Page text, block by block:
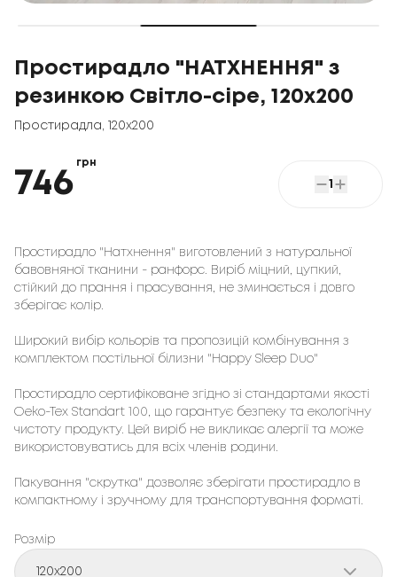
Простирадло "НАТХНЕННЯ" з
резинкою Світло-сіре, 120x200
Простирадла 120x200
746
грн
1
Простирадло "Натхнення" виготовлений з натуральної
бавовняної тканини - ранфорс. Виріб міцний, цупкий,
стійкий до прання і прасування, не зминається і довго
зберігає колір.
Широкий вибір кольорів та пропозицій комбінування з
комплектом постільної білизни "Happy Sleep Duo"
Простирадло сертифіковане згідно зі стандартами якості
Oeko-Tex Standart 100, що гарантує безпеку та екологічну
чистоту продукту. Цей виріб не викликає алергії та може
використовуватись для всіх членів родини.
Пакування "скрутка" дозволяє зберігати простирадло в
компактному і зручному для транспортування форматі.
Розмір
120x200